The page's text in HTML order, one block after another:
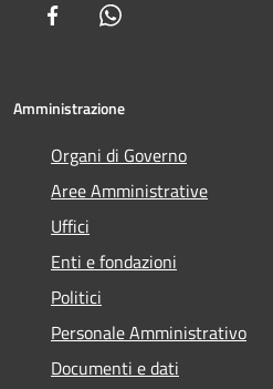
Facebook
Amministrazione
Organi di Governo
Aree Amministrative
Uffici
Enti e fondazioni
Politici
Personale Amministrativo
Documenti e dati